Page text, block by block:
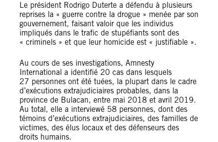
Le président Rodrigo Duterte a défendu à plusieurs
reprises la « guerre contre la drogue » menée par son
gouvernement, faisant valoir que les individus
impliqués dans le trafic de stupéfiants sont des
« criminels » et que leur homicide est « justifiable ».
Au cours de ses investigations, Amnesty
International a identifié 20 cas dans lesquels
27 personnes ont été tuées, la plupart dans le cadre
d’exécutions extrajudiciaires probables, dans la
province de Bulacan, entre mai 2018 et avril 2019.
Au total, elle a interviewé 58 personnes, dont des
témoins d’exécutions extrajudiciaires, des familles de
victimes, des élus locaux et des défenseurs des
droits humains.